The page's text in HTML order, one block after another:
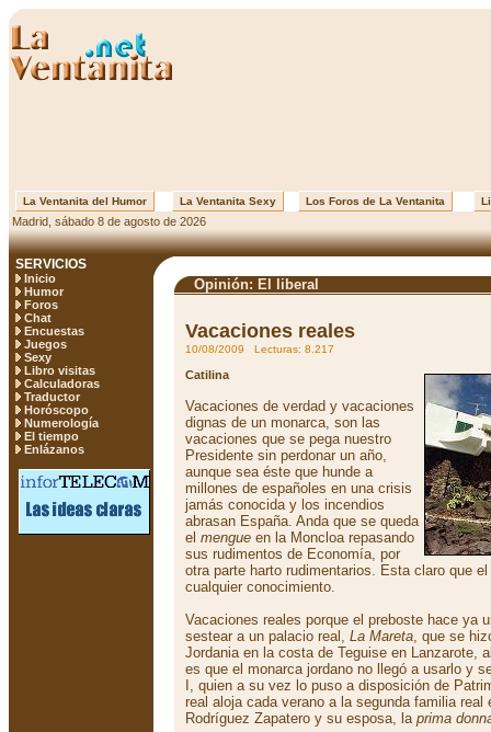
La Ventanita del Humor La Ventanita Sexy Los Foros de La Ventanita
Madrid, sábado 8 de agosto de 2026
SERVICIOS
Inicio
Humor
Foros
Chat
Encuestas
Juegos
Sexy
Libro visitas
Calculadoras
Traductor
Horóscopo
Numerología
El tiempo
Enlázanos
Opinión: El liberal
Vacaciones reales
10/08/2009 Lecturas: 8.217
Catilina
Vacaciones de verdad y vacaciones
dignas de un monarca, son las
vacaciones que se pega nuestro
Presidente sin perdonar un año,
aunque sea éste que hunde a
millones de españoles en una crisis
jamás conocida y los incendios
abrasan España. Anda que se queda
el mengue en la Moncloa repasando
sus rudimentos de Economía, por
otra parte harto rudimentarios. Esta claro que
cualquier conocimiento.
Vacaciones reales porque el preboste hace ya
sestear a un palacio real, La Mareta, que se
Jordania en la costa de Teguise en Lanzarote,
es que el monarca jordano no llegó a usarlo y
I, quien a su vez lo puso a disposición de
real aloja cada verano a la segunda familia
Rodríguez Zapatero y su esposa, la prima